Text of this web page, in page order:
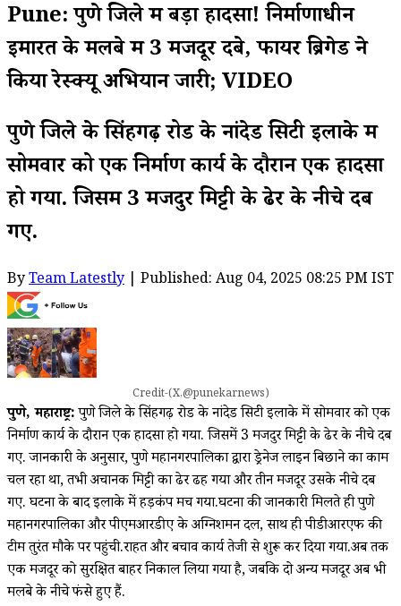
Pune: पुणे जिले में बड़ा हादसा! निर्माणाधीन
इमारत के मलबे में 3 मजदूर दबे, फायर ब्रिगेड ने
किया रेस्क्यू अभियान जारी; VIDEO
पुणे जिले के सिंहगढ़ रोड के नांदेड सिटी इलाके में
सोमवार को एक निर्माण कार्य के दौरान एक हादसा
हो गया. जिसमें 3 मजदुर मिट्टी के ढेर के नीचे दब
गए.
ByTeam Latestly | Published: Aug 04, 2025 08:25 PM IST
Credit-(X,@punekarnews)
पुणे, महाराष्ट्र:पुणे जिले के सिंहगढ़ रोड के नांदेड सिटी इलाके में सोमवार को एक
निर्माण कार्य के दौरान एक हादसा हो गया. जिसमें 3 मजदुर मिट्टी के ढेर के नीचे दब
गए. जानकारी के अनुसार, पुणे महानगरपालिका द्वारा ड्रेनेज लाइन बिछाने का काम
चल रहा था, तभी अचानक मिट्टी का ढेर ढह गया और तीन मजदूर उसके नीचे दब
गए. घटना के बाद इलाके में हड़कंप मच गया.घटना की जानकारी मिलते ही पुणे
महानगरपालिका और पीएमआरडीए के अग्निशमन दल, साथ ही पीडीआरएफ की
टीम तुरंत मौके पर पहुंची.राहत और बचाव कार्य तेजी से शुरू कर दिया गया.अब तक
एक मजदूर को सुरक्षित बाहर निकाल लिया गया है, जबकि दो अन्य मजदूर अब भी
मलबे के नीचे फंसे हुए हैं.